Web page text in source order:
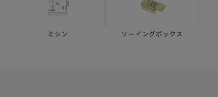
ミシン ソーイングボックス